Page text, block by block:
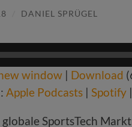
DANIEL SPRÜGEL
window | Download
Apple Podcasts | Spotify |